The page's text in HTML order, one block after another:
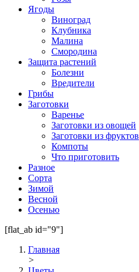
Ягоды
Виноград
Клубника
Малина
Смородина
Защита растений
Болезни
Вредители
Грибы
Заготовки
Варенье
Заготовки из овощей
Заготовки из фруктов
Компоты
Что приготовить
Разное
Сорта
Зимой
Весной
Осенью
[flat_ab id="9"]
Главная
>